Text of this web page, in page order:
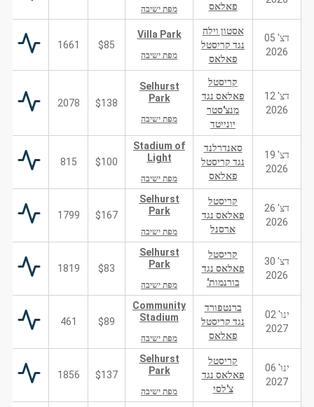
פאלאס מפת ישיבה
דצ' 05
2026
אסטון וילה
נגד קריסטל
פאלאס
Villa Park
מפת ישיבה
$85
1661
דצ' 12
2026
קריסטל
פאלאס נגד
מנצ'סטר
יונייטד
Selhurst
Park
מפת ישיבה
$138
2078
דצ' 19
2026
סאנדרלנד
נגד קריסטל
פאלאס
Stadium of
Light
מפת ישיבה
$100
815
דצ' 26
2026
קריסטל
פאלאס נגד
ארסנל
Selhurst
Park
מפת ישיבה
$167
1799
דצ' 30
2026
קריסטל
פאלאס נגד
בורנמות'
Selhurst
Park
מפת ישיבה
$83
1819
ינו' 02
2027
ברנטפורד
נגד קריסטל
פאלאס
Community
Stadium
מפת ישיבה
$89
461
ינו' 06
2027
קריסטל
פאלאס נגד
צ'לסי
Selhurst
Park
מפת ישיבה
$137
1856